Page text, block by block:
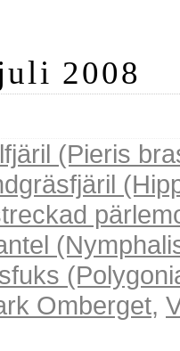
2008
(Pieris
Omberget,